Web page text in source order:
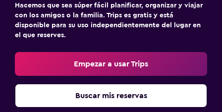
Hacemos que sea súper fácil planificar, organizar y viajar
con los amigos o la familia. Trips es gratis y está
disponible para su uso independientemente del lugar en
el que reserves.
Empezar a usar Trips
Buscar mis reservas